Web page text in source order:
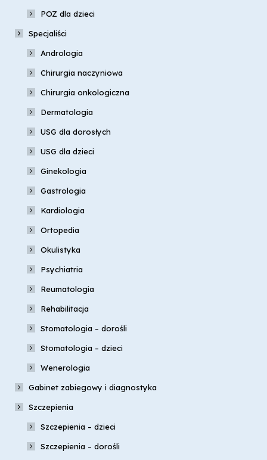
POZ dla dzieci
Specjaliści
Andrologia
Chirurgia naczyniowa
Chirurgia onkologiczna
Dermatologia
USG dla dorosłych
USG dla dzieci
Ginekologia
Gastrologia
Kardiologia
Ortopedia
Okulistyka
Psychiatria
Reumatologia
Rehabilitacja
Stomatologia – dorośli
Stomatologia – dzieci
Wenerologia
Gabinet zabiegowy i diagnostyka
Szczepienia
Szczepienia – dzieci
Szczepienia – dorośli